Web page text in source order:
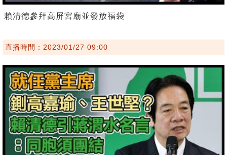
賴清德參拜高屏宮廟並發放福袋
直播時間：2023/01/27 09:00